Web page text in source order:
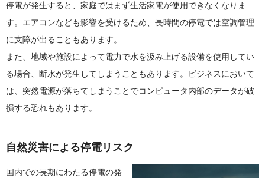
停電が発生すると、家庭ではまず生活家電が使用できなくなりま
す。エアコンなども影響を受けるため、長時間の停電では空調管理
に支障が出ることもあります。
また、地域や施設によって電力で水を汲み上げる設備を使用してい
る場合、断水が発生してしまうこともあります。ビジネスにおいて
は、突然電源が落ちてしまうことでコンピュータ内部のデータが破
損する恐れもあります。
自然災害による停電リスク
国内での長期にわたる停電の発